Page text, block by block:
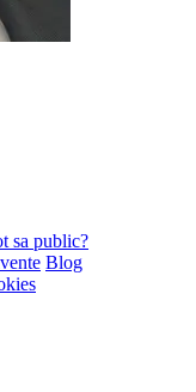
sa public?
Blog